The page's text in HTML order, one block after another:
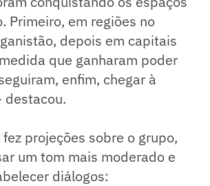
Primeiro, em regiões no
depois em capitais
que ganharam poder
enfim, chegar à
destacou.
projeções sobre o grupo,
um tom mais moderado e
diálogos: